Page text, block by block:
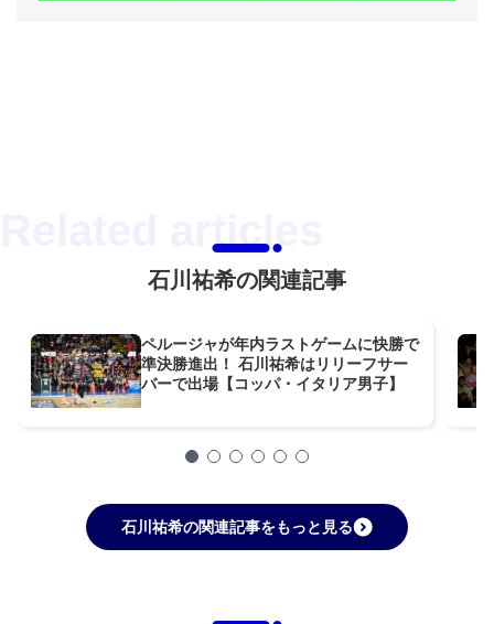
石川祐希の関連記事
ペルージャが年内ラストゲームに快勝で
準決勝進出！ 石川祐希はリリーフサー
バーで出場【コッパ・イタリア男子】
石川祐希の関連記事をもっと見る